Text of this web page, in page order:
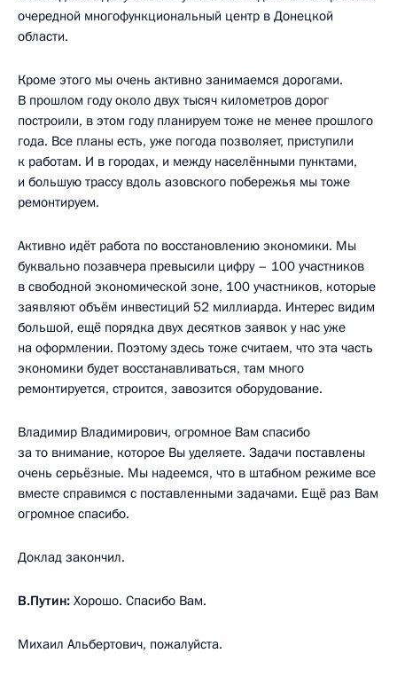
очередной многофункциональный центр в Донецкой
области.
Кроме этого мы очень активно занимаемся дорогами.
В прошлом году около двух тысяч километров дорог
построили, в этом году планируем тоже не менее прошлого
года. Все планы есть, уже погода позволяет, приступили
к работам. И в городах, и между населёнными пунктами,
и большую трассу вдоль азовского побережья мы тоже
ремонтируем.
Активно идёт работа по восстановлению экономики. Мы
буквально позавчера превысили цифру – 100 участников
в свободной экономической зоне, 100 участников, которые
заявляют объём инвестиций 52 миллиарда. Интерес видим
большой, ещё порядка двух десятков заявок у нас уже
на оформлении. Поэтому здесь тоже считаем, что эта часть
экономики будет восстанавливаться, там много
ремонтируется, строится, завозится оборудование.
Владимир Владимирович, огромное Вам спасибо
за то внимание, которое Вы уделяете. Задачи поставлены
очень серьёзные. Мы надеемся, что в штабном режиме все
вместе справимся с поставленными задачами. Ещё раз Вам
огромное спасибо.
Доклад закончил.
В.Путин: Хорошо. Спасибо Вам.
Михаил Альбертович, пожалуйста.